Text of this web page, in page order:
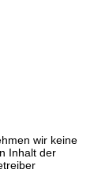
wir keine
Inhalt der